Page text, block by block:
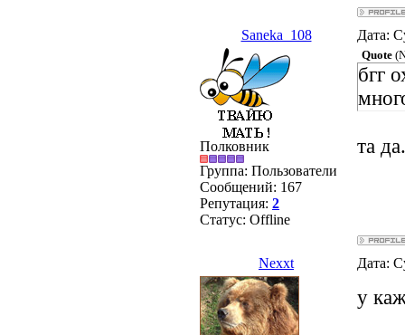
Saneka_108 Дата:
Полковник
Группа: Пользователи
Сообщений: 167
Репутация: 2
Статус: Offline
Quote (
бгг
та
Nexxt Дата:
у